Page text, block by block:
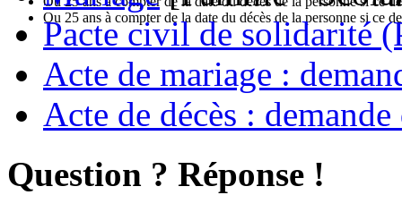
Ou 25 ans à compter de la date du décès de la personne si ce
Pacte civil de solidarité
Acte de mariage :
Acte de décès :
Question ? Réponse !